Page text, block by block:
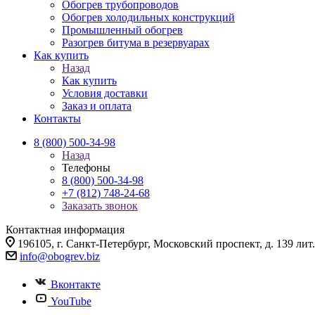
Обогрев трубопроводов
Обогрев холодильных конструкций
Промышленный обогрев
Разогрев битума в резервуарах
Как купить
Назад
Как купить
Условия доставки
Заказ и оплата
Контакты
8 (800) 500-34-98
Назад
Телефоны
8 (800) 500-34-98
+7 (812) 748-24-68
Заказать звонок
Контактная информация
196105, г. Санкт-Петербург, Московский проспект, д. 139
info@obogrev.biz
Вконтакте
YouTube